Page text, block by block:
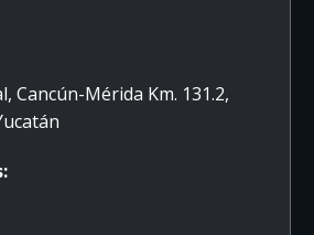
Cancún-Mérida Km. 131.2,